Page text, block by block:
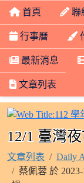
首頁 聯
行事曆
最新消息
文章列表
12/1 臺灣
文章列表
Daily
蔡佩蓉 於